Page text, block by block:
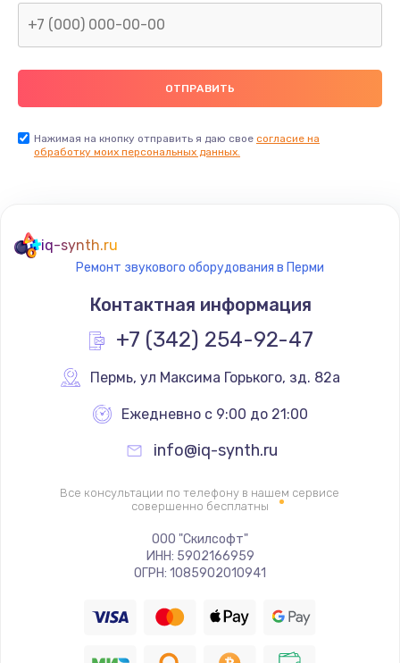
400 руб.
Заказать
Замена термостата
1200 руб.
Заказать
Замена реле
700 руб.
Заказать
Замена ТЭНа
Заказать
Нажимая на кнопку отправить я даю свое согласие на
обработку моих персональных данных.
iq-synth.ru
Ремонт звукового оборудования в Перми
Контактная информация
+7 (342) 254-92-47
Пермь, ул Максима Горького, зд. 82а
Ежедневно с 9:00 до 21:00
info@iq-synth.ru
Все консультации по телефону в нашем сервисе
совершенно бесплатны
ООО "Скилсофт"
ИНН: 5902166959
ОГРН: 1085902010941